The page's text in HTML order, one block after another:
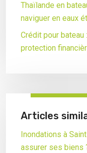
Thaïlande en
naviguer en eaux
Crédit pour bateau
protection
Articles
Inondations à
assurer ses biens